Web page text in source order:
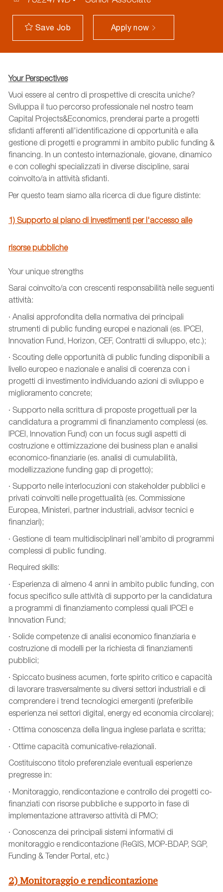
Save Job Apply now
Your Perspectives
Vuoi essere al centro di prospettive di crescita uniche?
Sviluppa il tuo percorso professionale nel nostro team
Capital Projects&Economics, prenderai parte a progetti
sfidanti afferenti all'identificazione di opportunità e alla
gestione di progetti e programmi in ambito public funding &
financing. In un contesto internazionale, giovane, dinamico
e con colleghi specializzati in diverse discipline, sarai
coinvolto/a in attività sfidanti.
Per questo team siamo alla ricerca di due figure distinte:
1) Supporto al piano di investimenti per l'accesso alle
risorse pubbliche
Your unique strengths
Sarai coinvolto/a con crescenti responsabilità nelle seguenti
attività:
· Analisi approfondita della normativa dei principali
strumenti di public funding europei e nazionali (es. IPCEI,
Innovation Fund, Horizon, CEF, Contratti di sviluppo, etc.);
· Scouting delle opportunità di public funding disponibili a
livello europeo e nazionale e analisi di coerenza con i
progetti di investimento individuando azioni di sviluppo e
miglioramento concrete;
· Supporto nella scrittura di proposte progettuali per la
candidatura a programmi di finanziamento complessi (es.
IPCEI, Innovation Fund) con un focus sugli aspetti di
costruzione e ottimizzazione dei business plan e analisi
economico-finanziarie (es. analisi di cumulabilità,
modellizzazione funding gap di progetto);
· Supporto nelle interlocuzioni con stakeholder pubblici e
privati coinvolti nelle progettualità (es. Commissione
Europea, Ministeri, partner industriali, advisor tecnici e
finanziari);
· Gestione di team multidisciplinari nell’ambito di programmi
complessi di public funding.
Required skills:
· Esperienza di almeno 4 anni in ambito public funding, con
focus specifico sulle attività di supporto per la candidatura
a programmi di finanziamento complessi quali IPCEI e
Innovation Fund;
· Solide competenze di analisi economico finanziaria e
costruzione di modelli per la richiesta di finanziamenti
pubblici;
· Spiccato business acumen, forte spirito critico e capacità
di lavorare trasversalmente su diversi settori industriali e di
comprendere i trend tecnologici emergenti (preferibile
esperienza nei settori digital, energy ed economia circolare);
· Ottima conoscenza della lingua inglese parlata e scritta;
· Ottime capacità comunicative-relazionali.
Costituiscono titolo preferenziale eventuali esperienze
pregresse in:
· Monitoraggio, rendicontazione e controllo dei progetti co-
finanziati con risorse pubbliche e supporto in fase di
implementazione attraverso attività di PMO;
· Conoscenza dei principali sistemi informativi di
monitoraggio e rendicontazione (ReGIS, MOP-BDAP, SGP,
Funding & Tender Portal, etc.)
2) Monitoraggio e rendicontazione